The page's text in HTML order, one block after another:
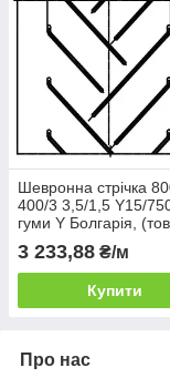
Шевронна стрічка
400/3 3,5/1,5 Y15/
гуми Y Болгарія,
3 233,88 ₴/м
Купити
Про нас